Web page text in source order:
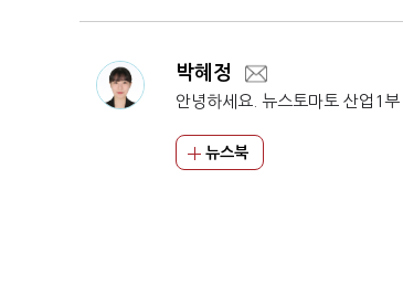
박혜정
안녕하세요. 뉴스토마토 산업1부
뉴스북